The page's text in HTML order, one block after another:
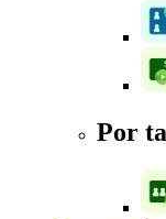
Por